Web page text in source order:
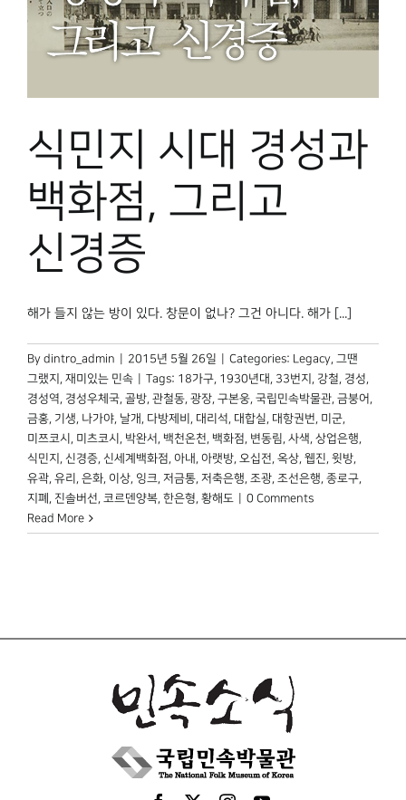
식민지 시대 경성과
백화점, 그리고
신경증
해가 들지 않는 방이 있다. 창문이 없나? 그건 아니다. 해가 [...]
By dintro_admin 2015년 5월 26일 Categories: Legacy, 그땐
그랬지 , 재미있는 민속 Tags: 18가구, 1930년대 , 33번지 , 강철, 경성,
경성역, 경성우체국, 골방, 관철동, 광장, 구본웅, 국립민속박물관, 금붕어 ,
금홍, 기생, 나가야, 날개 , 다방제비 , 대리석, 대합실, 대항권번, 미군,
미쯔코시 , 미츠코시 , 박완서 , 백천온천, 백화점, 변동림, 사색, 상업은행,
식민지 , 신경증, 신세계백화점, 아내 , 아랫방, 오십전, 옥상, 웹진, 윗방,
유곽, 유리 , 은화, 이상, 잉크, 저금통, 저축은행, 조광, 조선은행, 종로구,
지폐 , 진솔버선, 코르덴양복, 한은형, 황해도
0 Comments
Read More